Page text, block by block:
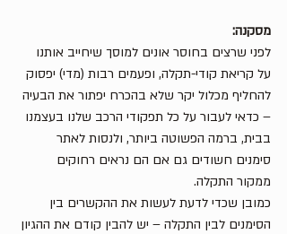
מסקנה:
לפני שרצים בחוסר אונים למוסך שיחייב אותנו
על קריאת קודי-תקלה, ופעמים רבות (מדי) יפסוק
להחליף מכלול יקר שלא בהכרח יפתור את הבעיה
– כדאי לעבור על כל תפקודי הרכב שלנו בעצמנו
בבית, ברמה הפשוטה ביותר, ולנסות לאתר
סימנים חשודים גם אם הם נראים רחוקים
ממקור התקלה.
כמובן שכדי לדעת לעשות את ההקשרים בין
הסימנים לבין התקלה – יש להבין קודם את ההגיון